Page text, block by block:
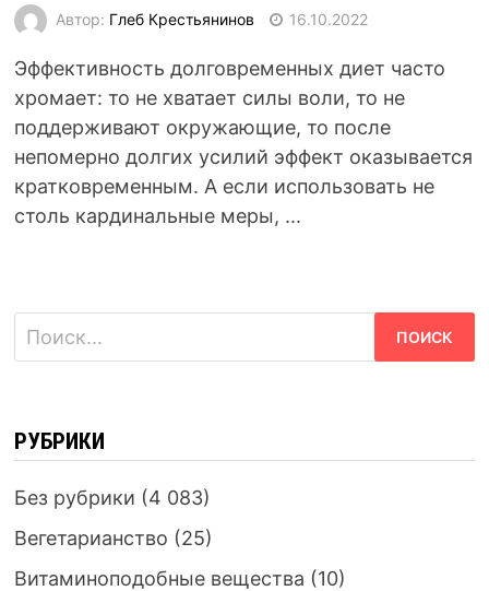
Автор: Глеб Крестьянинов 16.10.2022
Эффективность долговременных диет часто
хромает: то не хватает силы воли, то не
поддерживают окружающие, то после
непомерно долгих усилий эффект оказывается
кратковременным. А если использовать не
столь кардинальные меры, ...
Найти:
РУБРИКИ
Без рубрики (4 083)
Вегетарианство (25)
Витаминоподобные вещества (10)